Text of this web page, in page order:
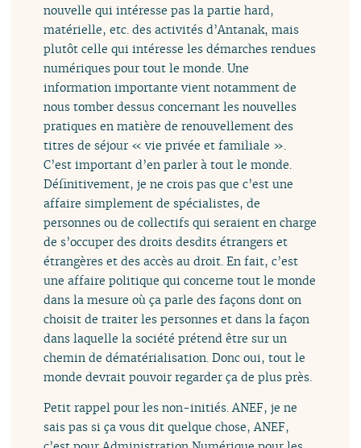
nouvelle qui intéresse pas la partie hard,
matérielle, etc. des activités d’Antanak, mais
plutôt celle qui intéresse les démarches rendues
numériques pour tout le monde. Une
information importante vient notamment de
nous tomber dessus concernant les nouvelles
pratiques en matière de renouvellement des
titres de séjour « vie privée et familiale ».
C’est important d’en parler à tout le monde.
Définitivement, je ne crois pas que c’est une
affaire simplement de spécialistes, de
personnes ou de collectifs qui seraient en charge
de s’occuper des droits desdits étrangers et
étrangères et des accès au droit. En fait, c’est
une affaire politique qui concerne tout le monde
dans la mesure où ça parle des façons dont on
choisit de traiter les personnes et dans la façon
dans laquelle la société prétend être sur un
chemin de dématérialisation. Donc oui, tout le
monde devrait pouvoir regarder ça de plus près.
Petit rappel pour les non-initiés. ANEF, je ne
sais pas si ça vous dit quelque chose, ANEF,